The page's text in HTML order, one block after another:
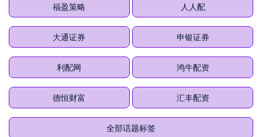
福盈策略 人人配
大通证券 申银证券
利配网 鸿牛配资
德恒财富 汇丰配资
全部话题标签